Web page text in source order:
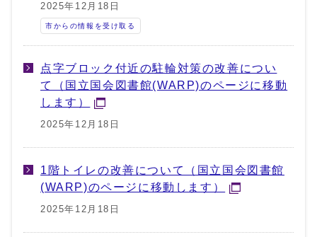
2025年12月18日
市からの情報を受け取る
点字ブロック付近の駐輪対策の改善につい
て（国立国会図書館(WARP)のページに移動
します）
2025年12月18日
1階トイレの改善について（国立国会図書館
(WARP)のページに移動します）
2025年12月18日